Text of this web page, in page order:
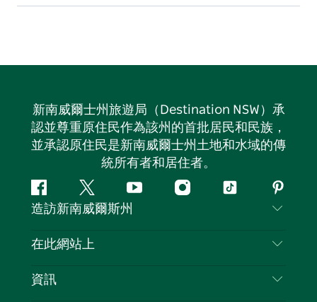
新南威爾士州旅遊局（Destination NSW）承
認並尊重原住民作為該州的首批居民和民族，
並承認原住民是新南威爾士州土地和水域的傳
統所有者和居住者。
Facebook嘰
嘰
喳
Youtube Instagram
抖
造訪新南威爾斯州
聯絡我們
隱私
在此網站上
目的地
資訊